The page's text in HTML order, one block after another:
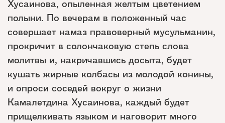
Хусаинова, опыленная желтым цветением
полыни. По вечерам в положенный час
совершает намаз правоверный мусульманин,
прокричит в солончаковую степь слова
молитвы и, накричавшись досыта, будет
кушать жирные колбасы из молодой конины,
и опроси соседей вокруг о жизни
Камалетдина Хусаинова, каждый будет
прищелкивать языком и наговорит много